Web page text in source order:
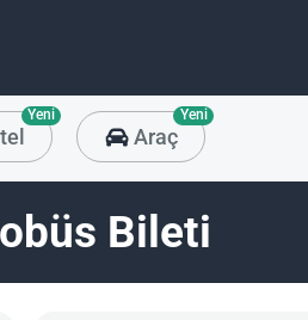
Yeni
Araç
Yeni
Bileti